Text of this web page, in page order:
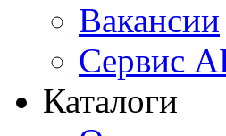
Вакансии
Сервис
Каталоги